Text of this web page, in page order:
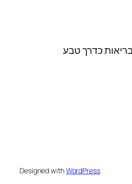
כדרך טבע
Designed withWordPress